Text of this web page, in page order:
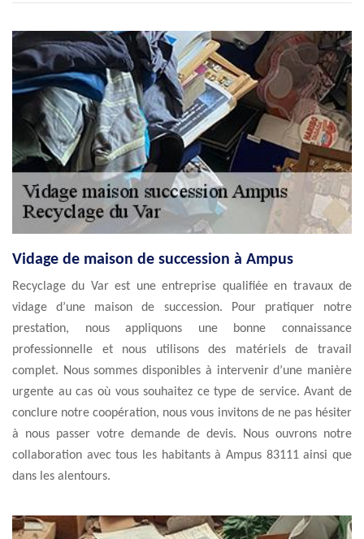
Vidage de maison de succession à Ampus
Recyclage du Var est une entreprise qualifiée en travaux de
vidage d’une maison de succession. Pour pratiquer notre
prestation, nous appliquons une bonne connaissance
professionnelle et nous utilisons des matériels de travail
complet. Nous sommes disponibles à intervenir d’une manière
urgente au cas où vous souhaitez ce type de service. Avant de
conclure notre coopération, nous vous invitons de ne pas hésiter
à nous passer votre demande de devis. Nous ouvrons notre
collaboration avec tous les habitants à Ampus 83111 ainsi que
dans les alentours.